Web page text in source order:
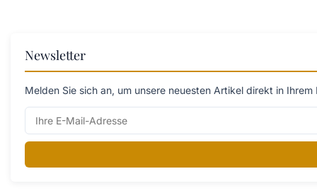
Newsletter
Melden Sie sich an, um unsere neuesten Artikel direkt in